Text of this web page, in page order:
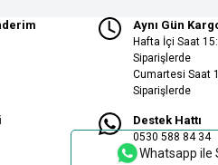
Aynı Gün
Hafta İçi Saat
Siparişlerde
Cumartesi Saat
Siparişlerde
Destek Hattı
0530 588 84 34
Whatsapp ile